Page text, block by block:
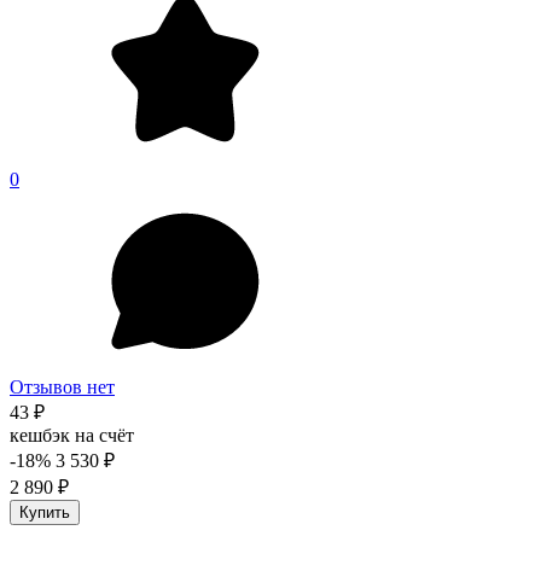
0
Отзывов нет
43 ₽
кешбэк на счёт
-18% 3 530 ₽
2 890 ₽
Купить